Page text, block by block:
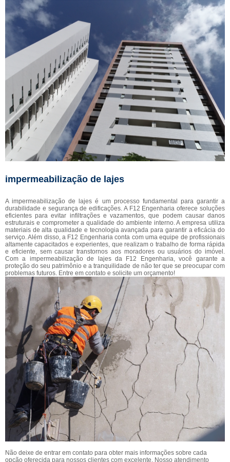
impermeabilização de lajes
A impermeabilização de lajes é um processo fundamental para garantir a
durabilidade e segurança de edificações. A F12 Engenharia oferece soluções
eficientes para evitar infiltrações e vazamentos, que podem causar danos
estruturais e comprometer a qualidade do ambiente interno. A empresa utiliza
materiais de alta qualidade e tecnologia avançada para garantir a eficácia do
serviço. Além disso, a F12 Engenharia conta com uma equipe de profissionais
altamente capacitados e experientes, que realizam o trabalho de forma rápida
e eficiente, sem causar transtornos aos moradores ou usuários do imóvel.
Com a impermeabilização de lajes da F12 Engenharia, você garante a
proteção do seu patrimônio e a tranquilidade de não ter que se preocupar com
problemas futuros. Entre em contato e solicite um orçamento!
Não deixe de entrar em contato para obter mais informações sobre cada
opção oferecida para nossos clientes com excelente. Nosso atendimento